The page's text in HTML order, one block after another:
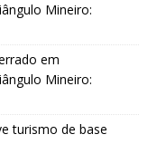
Mineiro:
em
Mineiro:
turismo de base